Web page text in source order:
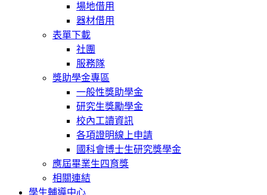
場地借用
器材借用
表單下載
社團
服務隊
獎助學金專區
一般性獎助學金
研究生獎勵學金
校內工讀資訊
各項證明線上申請
國科會博士生研究獎學金
應屆畢業生四育獎
相關連結
學生輔導中心